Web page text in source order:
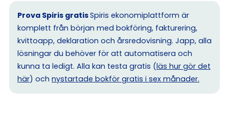
Prova Spiris gratisSpiris ekonomiplattform är
komplett från början med bokföring, fakturering,
kvittoapp, deklaration och årsredovisning. Japp, alla
lösningar du behöver för att automatisera och
kunna ta ledigt. Alla kan testa gratis (läs hur gör det
här) och nystartade bokför gratis i sex månader.